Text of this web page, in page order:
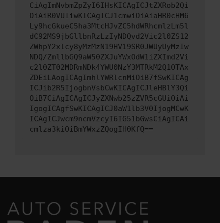
CiAgImNvbmZpZyI6IHsKICAgICJtZXRob2Qi
OiAiR0VUIiwKICAgICJ1cmwiOiAiaHR0cHM6
Ly9hcGkueC5ha3MtcHJvZC5hdWRhcmlzLm5l
dC92MS9jbGllbnRzLzIyNDQvd2Vic2l0ZS12
ZWhpY2xlcy8yMzMzN19HV19SR0JWUyUyMzIw
NDQ/ZmllbGQ9aW50ZXJuYWxOdW1iZXImd2Vi
c2l0ZT02MDRmNDk4YWU0NzY3MTRkM2Q1OTAx
ZDEiLAogICAgImhlYWRlcnMiOiB7fSwKICAg
ICJib2R5IjogbnVsbCwKICAgICJleHBlY3Qi
OiB7CiAgICAgICJyZXNwb25zZVR5cGUiOiAi
IgogICAgfSwKICAgICJ0aW1lb3V0IjogMCwK
ICAgICJwcm9ncmVzcyI6IG51bGwsCiAgICAi
cmlza3kiOiBmYWxzZQogIH0KfQ==